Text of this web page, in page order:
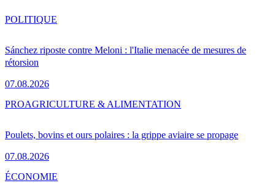
Sánchez riposte contre Meloni : l'Italie menacée de mesures de
rétorsion
07.08.2026
POLITIQUE
Poulets, bovins et ours polaires : la grippe aviaire se propage
07.08.2026
PROAGRICULTURE & ALIMENTATION
ÉCONOMIE